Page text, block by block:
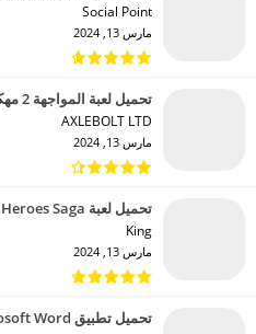
Social Point‏
مارس 13, 2024
تحميل لعبة المواجهة 2 مهكرة للاندرويد 2024
AXLEBOLT LTD‏
مارس 13, 2024
تحميل لعبة Farm Heroes Saga مهكرة للاندرويد 2024
King‏
مارس 13, 2024
تحميل تطبيق Microsoft Word مهكر للاندرويد 2024